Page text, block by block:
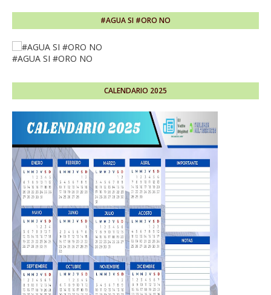
#AGUA SI #ORO NO
#AGUA SI #ORO NO
CALENDARIO 2025